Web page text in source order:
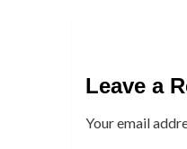
Leave a
Your email